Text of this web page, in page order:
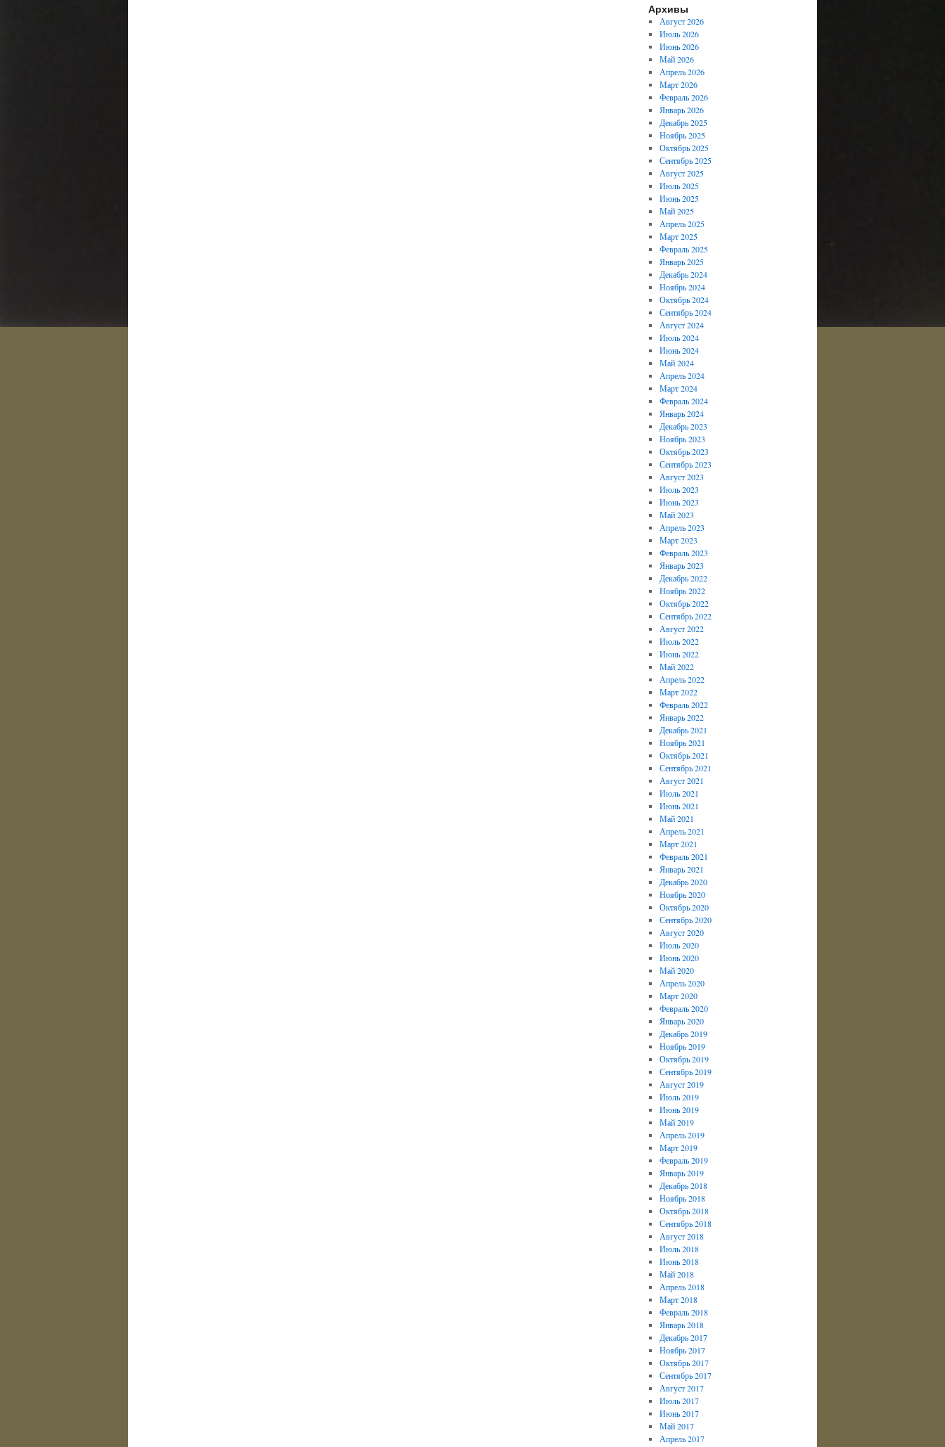
Архивы
Август 2026
Июль 2026
Июнь 2026
Май 2026
Апрель 2026
Март 2026
Февраль 2026
Январь 2026
Декабрь 2025
Ноябрь 2025
Октябрь 2025
Сентябрь 2025
Август 2025
Июль 2025
Июнь 2025
Май 2025
Апрель 2025
Март 2025
Февраль 2025
Январь 2025
Декабрь 2024
Ноябрь 2024
Октябрь 2024
Сентябрь 2024
Август 2024
Июль 2024
Июнь 2024
Май 2024
Апрель 2024
Март 2024
Февраль 2024
Январь 2024
Декабрь 2023
Ноябрь 2023
Октябрь 2023
Сентябрь 2023
Август 2023
Июль 2023
Июнь 2023
Май 2023
Апрель 2023
Март 2023
Февраль 2023
Январь 2023
Декабрь 2022
Ноябрь 2022
Октябрь 2022
Сентябрь 2022
Август 2022
Июль 2022
Июнь 2022
Май 2022
Апрель 2022
Март 2022
Февраль 2022
Январь 2022
Декабрь 2021
Ноябрь 2021
Октябрь 2021
Сентябрь 2021
Август 2021
Июль 2021
Июнь 2021
Май 2021
Апрель 2021
Март 2021
Февраль 2021
Январь 2021
Декабрь 2020
Ноябрь 2020
Октябрь 2020
Сентябрь 2020
Август 2020
Июль 2020
Июнь 2020
Май 2020
Апрель 2020
Март 2020
Февраль 2020
Январь 2020
Декабрь 2019
Ноябрь 2019
Октябрь 2019
Сентябрь 2019
Август 2019
Июль 2019
Июнь 2019
Май 2019
Апрель 2019
Март 2019
Февраль 2019
Январь 2019
Декабрь 2018
Ноябрь 2018
Октябрь 2018
Сентябрь 2018
Август 2018
Июль 2018
Июнь 2018
Май 2018
Апрель 2018
Март 2018
Февраль 2018
Январь 2018
Декабрь 2017
Ноябрь 2017
Октябрь 2017
Сентябрь 2017
Август 2017
Июль 2017
Июнь 2017
Май 2017
Апрель 2017